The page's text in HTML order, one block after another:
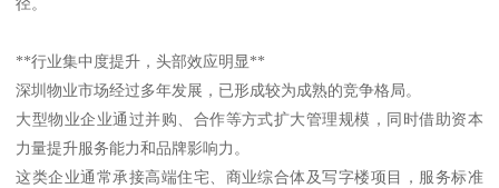
**行业集中度提升，头部效应明显**
深圳物业市场经过多年发展，已形成较为成熟的竞争格局。
大型物业企业通过并购、合作等方式扩大管理规模，同时借助资本
力量提升服务能力和品牌影响力。
这类企业通常承接高端住宅、商业综合体及写字楼项目，服务标准